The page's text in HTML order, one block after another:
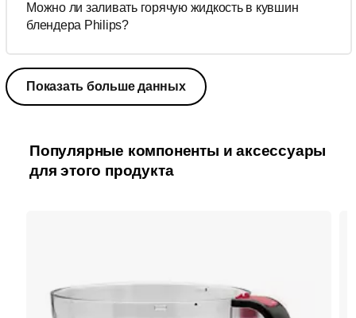
Можно ли заливать горячую жидкость в кувшин
блендера Philips?
Показать больше данных
Популярные компоненты и аксессуары
для этого продукта